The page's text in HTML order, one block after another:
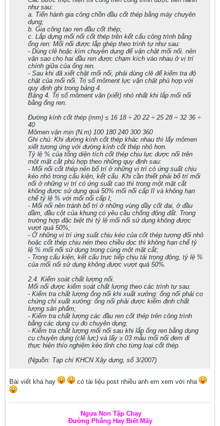
như sau:
a. Tiến hành gia công chồn đầu cốt thép bằng máy chưyên
dụng;
b. Gia công tạo ren đầu cốt thép;
c. Lắp dựng mối nối cốt thép trên kết cấu công trình bằng
ống ren: Mối nối được lắp ghép theo trình tự như sau:
- Dùng clê hoặc kìm chuyên dụng để vặn chặt mối nối. nên
vặn sao cho hai đầu ren được chạm kích vào nhau ở vị trí
chính giữa của ống ren.
- Sau khi đã xiết chặt mối nối, phải dùng clê để kiểm tra độ
chặt của mối nối. Trị số môment lực vặn chặt phù hợp với
quy định ghi trong bảng 4.
Bảng 4. Trị số môment vặn (xiết) nhỏ nhất khi lắp mối nối
bằng ống ren.
Đường kính cốt thép (mm) ≤ 16 18 ÷ 20 22 ÷ 25 28 ÷ 32 36 ÷
40
Mômen vặn mịn (N.m) 100 180 240 300 360
Ghi chú: Khi đường kính cốt thép khác nhau thì lấy mômen
xiết tương ứng với đường kính cốt thép nhỏ hơn.
Tỷ lệ % của tổng diện tích cốt thép chịu lực được nối trên
một mặt cắt phù hợp theo những quy định sau:
- Mối nối cốt thép nên bố trí ở những vị trí có ứng suất chịu
kéo nhỏ trong cấu kiện, kết cấu. Khi cần thiết phải bố trí mối
nối ở những vị trí có ứng suất cao thì trong một mặt cắt
không được sử dụng quá 50% mối nối cấp II và không hạn
chế tỷ lệ % với mối nối cấp I;
- Mối nối nên tránh bố trí ở những vùng dầy cốt đai, ở đầu
dầm, đầu cột của khung có yêu cầu chống động đất. Trong
trường hợp đặc biệt thì tỷ lệ mối nối sử dụng không được
vượt quá 50%;
- Ở những vị trí ứng suất chịu kéo của cốt thép tương đối nhỏ
hoặc cốt thép chịu nén theo chiều dọc thì không hạn chế tỷ
lệ % mối nối sử dụng trong cùng một mặt cắt;
- Trong cấu kiện, kết cấu trực tiếp chịu tải trọng động, tỷ lệ %
của mối nối sử dụng không được vượt quá 50%.
2.4. Kiểm soát chất lượng nối.
Mối nối được kiểm soát chất lượng theo các trình tự sau:
- Kiểm tra chất lượng ống nối khi xuất xưởng: ống nối phải co
chứng chỉ xuất xưởng: ống nối phải được kiểm định chất
lượng sản phẩm;
- Kiểm tra chất lượng các đầu ren cốt thép trên công trình
bằng các dụng cụ đo chuyên dụng;
- Kiểm tra chất lượng mối nối sau khi lắp ống ren bằng dụng
cụ chuyên dụng (clê lực) và lấy ≥ 03 mẫu mối nối đem đi
thực hiện thío nghiệm kéo tĩnh cho từng loại cốt thép.
(Nguồn: Tạp chí KHCN Xây dựng, số 3/2007)
Bài viết khá hay có tài liệu post nhiều anh em xem với nha
Ngựa Non Tập Chạy
Đường Phẳng Hay Biết Mấy